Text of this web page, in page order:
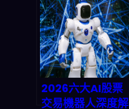
2026六大AI股票
交易機器人深度解